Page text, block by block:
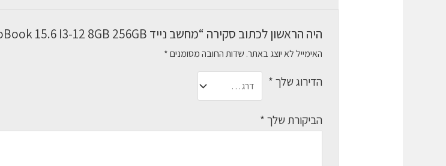
היה הראשון לכתוב סקירה “מחשב נייד Asus VivoBook 15.6 I3-12 8GB 256GB”
האימייל לא יוצג באתר. שדות החובה מסומנים*
הדירוג שלך*
הביקורת שלך*